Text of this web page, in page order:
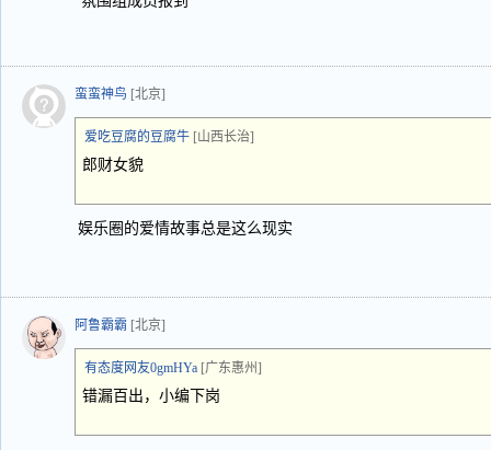
蛮蛮神鸟 [北京]
爱吃豆腐的豆腐牛 [山西长治]
郎财女貌
娱乐圈的爱情故事总是这么现实
阿鲁霸霸 [北京]
有态度网友0gmHYa [广东惠州]
错漏百出，小编下岗